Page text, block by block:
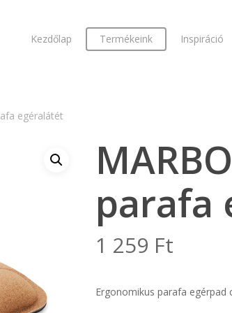
Kezdőlap Termékeink Inspiráció
egéralátét
parafa
1 259 Ft
Ergonomikus parafa egérpad